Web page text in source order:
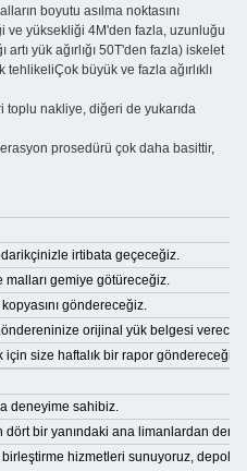
boyutu asılma noktasını
ve yüksekliği 4M'den fazla, uzunluğu
artı yük ağırlığı 50T'den fazla) iskelet
büyük ve fazla ağırlıklı
toplu nakliye, diğeri de yukarıda
prosedürü çok daha basittir,
irtibata geçeceğiz.
malları gemiye götüreceğiz.
göndereceğiz.
orijinal yük belgesi
size haftalık bir rapor göndereceğiz.
deneyime sahibiz.
dört bir yanındaki ana limanlardan
birleştirme hizmetleri sunuyoruz,